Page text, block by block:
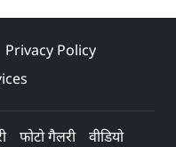
Privacy Policy
फोटो गैलरी वीडियो